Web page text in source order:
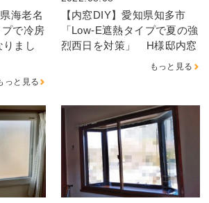
海老名
で冷房
まし
っと見る
【内窓DIY】愛知県知多市
「Low-E遮熱タイプで夏の強
烈西日を対策」 H様邸内窓
もっと見る